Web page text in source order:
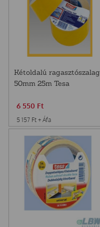
Kétoldalú ragasztószalag
50mm 25m Tesa
6 550 Ft
5 157 Ft + Áfa